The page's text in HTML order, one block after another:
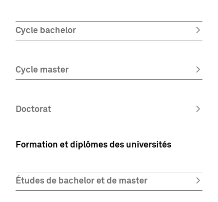
Cycle bachelor
Cycle master
Doctorat
Formation et diplômes des universités
Études de bachelor et de master